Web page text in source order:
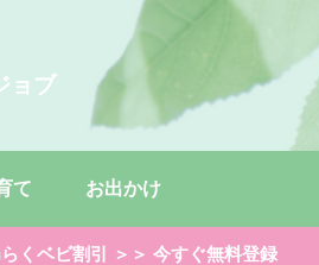
ョブ
て お出かけ
くベビ割引 ＞＞ 今すぐ無料登録